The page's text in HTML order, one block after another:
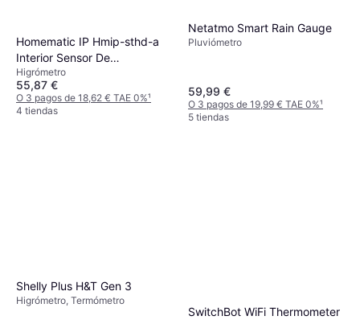
Homematic IP Hmip-sthd-a
Interior Sensor De
Temperatura Y Humedad
Higrómetro
55,87 €
O 3 pagos de 18,62 € TAE 0%¹
4 tiendas
Netatmo Smart Rain Gauge
Pluviómetro
59,99 €
O 3 pagos de 19,99 € TAE 0%¹
5 tiendas
Shelly Plus H&T Gen 3
Higrómetro, Termómetro
SwitchBot WiFi Thermometer